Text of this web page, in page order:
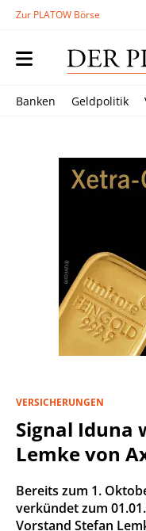
Zur PLATOW Börse
Banken Geldpolitik
VERSICHERUNGEN
Signal Iduna
Lemke von
Bereits zum 1.
verkündet zum
Vorstand Stefan